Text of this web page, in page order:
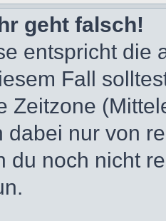
geht falsch!
entspricht die
Fall
Zeitzone
dabei nur von
du noch nicht